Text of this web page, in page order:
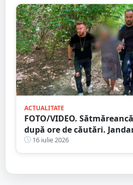
ACTUALITATE
FOTO/VIDEO.
după ore de căutări.
Moisi este eroul zilei
16 iulie 2026